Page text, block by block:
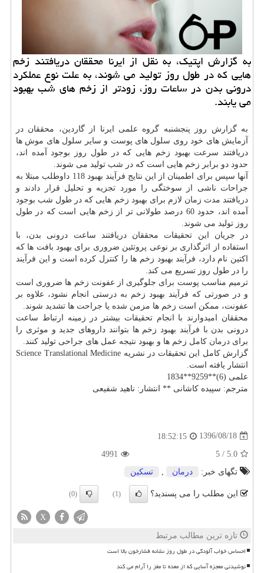
به گزارش اپتیك، به نقل از ایرنا محققان دریافتند زخم
هایی كه در طول روز تولید می شوند، به علت نوع عملكرد
درونی بدن در ساعات روز، زودتر از زخم های شب بهبود
می یابند.
به گزارش روز پنجشنبه گروه علمی ایرنا از گاردین، محققان در
آزمایش های خود روی سلول های پوست و سایر سلول های موش ها
دریافتند سرعت بهبود زخم هایی كه در طول روز بوجود آمده اند،
حدود دو برابر زخم هایی است كه در شب تولید می شوند.
آنها سپس برای اطمینان از این نتایج فرآیند بهبود 118 داوطلب مبتلا به
جراحات ناشی از سوختگی را مورد تجزیه و تحلیل قرار دادند و
دریافتند مدت زمان لازم برای بهبود زخم هایی كه در طول شب بوجود
آمده اند، حدود 60 درصد طولانی تر از زخم هایی است كه در طول
روز تولید می شوند.
در جریان این تحقیقات محققان دریافتند ساعت درونی بدن، با
استفاده از اثرگذاری بر نوعی پروتئین ضروری برای بهبود بافت ها كه
اكتین نام دارد، فرآیند بهبود زخم ها را كنترل كرده است و این فرآیند
را در طول روز تسریع می كند.
ترمیم مناسب پوست برای جلوگیری از عفونت زخم ها ضروری است
و در صورتی كه فرآیند بهبود زخم به درستی انجام نشود، علاوه بر
عفونت، ممكن است زخم ها مزمن شده یا جراحت ها تشدید شوند.
محققان امیدوارند با انجام تحقیقات بیشتر در زمینه ارتباط ساعت
درونی بدن با فرآیند بهبود زخم ها بتوانند داروهای جدید و موثری را
برای درمان كامل زخم ها و بهبود نتیجه عمل های جراحی تولید كنند.
گزارش كامل این تحقیقات در نشریه Science Translational Medicine
انتشار یافته است.
علمی (6)**9259**1834
مترجم: سپیده كاشانی ** انتشار: ناهید شفیعی
1396/08/18
18:52:15
5.0
/
5
4991
تگهای خبر:
درمان تسكین
این مطلب را می پسندید؟ (1)
(0)
X
تازه ترین مطالب مرتبط
احساس خواب آلودگی در طول روز نشانه فشارخون بالا است
نوشیدنی معجزه آسایی که از معده تا مغز را آرام می کند